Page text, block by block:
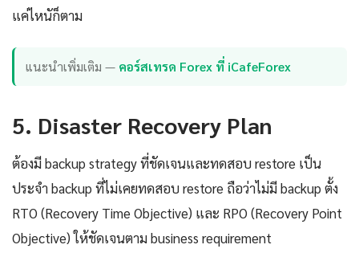
แค่ไหนัก็ตาม
แนะนำเพิ่มเติม — คอร์สเทรด Forex ที่ iCafeForex
5. Disaster Recovery Plan
ต้องมี backup strategy ที่ชัดเจนและทดสอบ restore เป็น
ประจำ backup ที่ไม่เคยทดสอบ restore ถือว่าไม่มี backup ตั้ง
RTO (Recovery Time Objective) และ RPO (Recovery Point
Objective) ให้ชัดเจนตาม business requirement